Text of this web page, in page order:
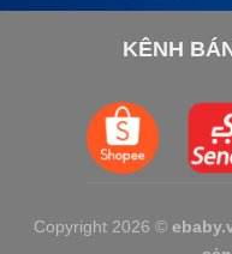
KÊNH
Copyright 2026 ©